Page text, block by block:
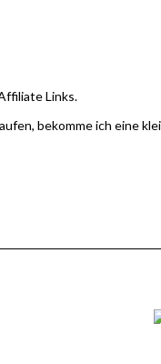
Links.
bekomme ich eine